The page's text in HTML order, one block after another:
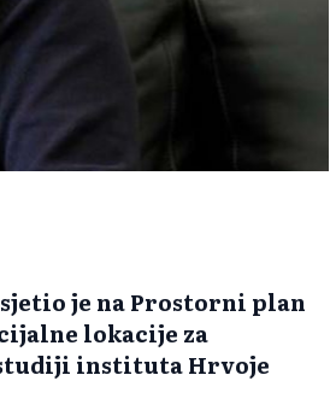
je na Prostorni plan
lokacije za
instituta Hrvoje